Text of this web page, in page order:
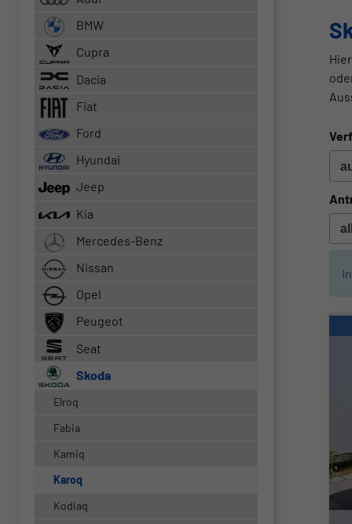
BMW
Cupra
Dacia
Fiat
Ford
Hyundai
Jeep
Kia
Mercedes-Benz
Nissan
Opel
Peugeot
Seat
Skoda
Elroq
Fabia
Kamiq
Karoq
Kodiaq